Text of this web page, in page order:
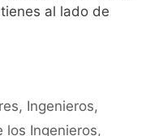
al lado de
, Ingenieros,
los Ingenieros,